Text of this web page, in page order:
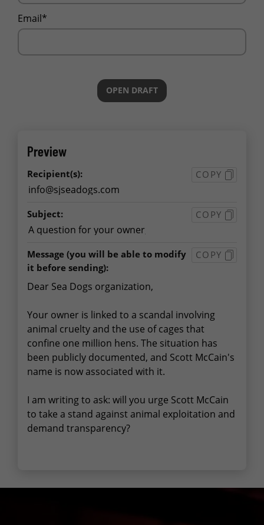
Email*
OPEN DRAFT
Preview
Recipient(s): COPY
Subject: COPY
Message (you will be able to modify
it before sending):
COPY